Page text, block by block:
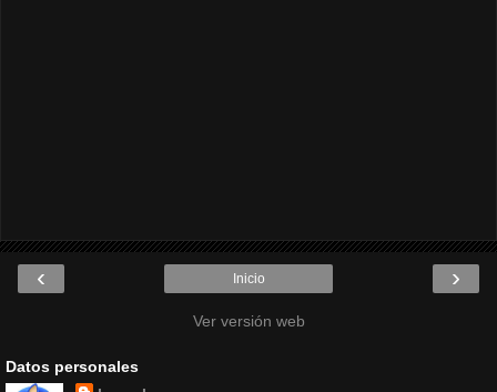
‹ ›
Inicio
Ver versión web
Datos personales